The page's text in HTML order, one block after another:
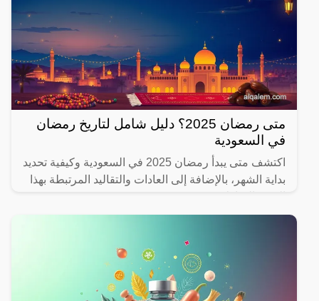
متى رمضان 2025؟ دليل شامل لتاريخ رمضان
في السعودية
اكتشف متى يبدأ رمضان 2025 في السعودية وكيفية تحديد
بداية الشهر، بالإضافة إلى العادات والتقاليد المرتبطة بهذا